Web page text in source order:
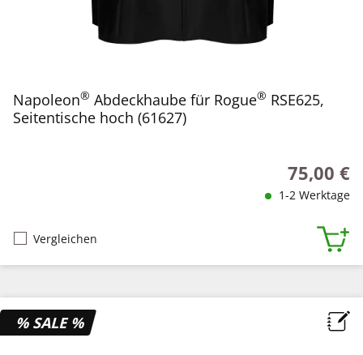
Napoleon® Abdeckhaube für Rogue® RSE625,
Seitentische hoch (61627)
Regulärer
75,00 €
1-2 Werktage
Vergleichen
% SALE %